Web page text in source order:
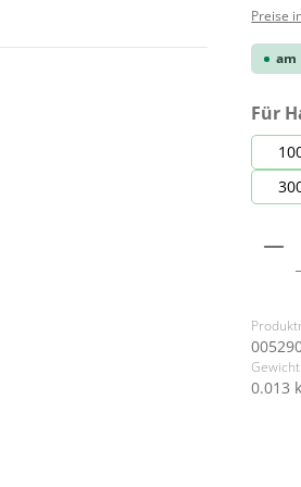
Preise
am
Für
Gewicht:
0.013